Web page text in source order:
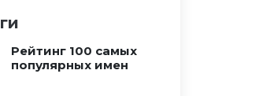
Рейтинг 100 самых
популярных имен